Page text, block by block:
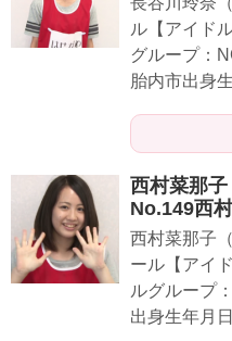
ル【アイド
グループ：
胎内市出身
西村菜那
No.149西
西村菜那子
ール【アイ
ルグループ
出身生年月